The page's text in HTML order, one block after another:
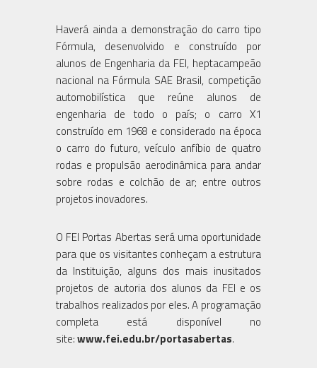
Haverá ainda a demonstração do carro tipo
Fórmula, desenvolvido e construído por
alunos de Engenharia da FEI, heptacampeão
nacional na Fórmula SAE Brasil, competição
automobilística que reúne alunos de
engenharia de todo o país; o carro X1
construído em 1968 e considerado na época
o carro do futuro, veículo anfíbio de quatro
rodas e propulsão aerodinâmica para andar
sobre rodas e colchão de ar; entre outros
projetos inovadores.
O FEI Portas Abertas será uma oportunidade
para que os visitantes conheçam a estrutura
da Instituição, alguns dos mais inusitados
projetos de autoria dos alunos da FEI e os
trabalhos realizados por eles. A programação
completa está disponível no
site:www.fei.edu.br/portasabertas.